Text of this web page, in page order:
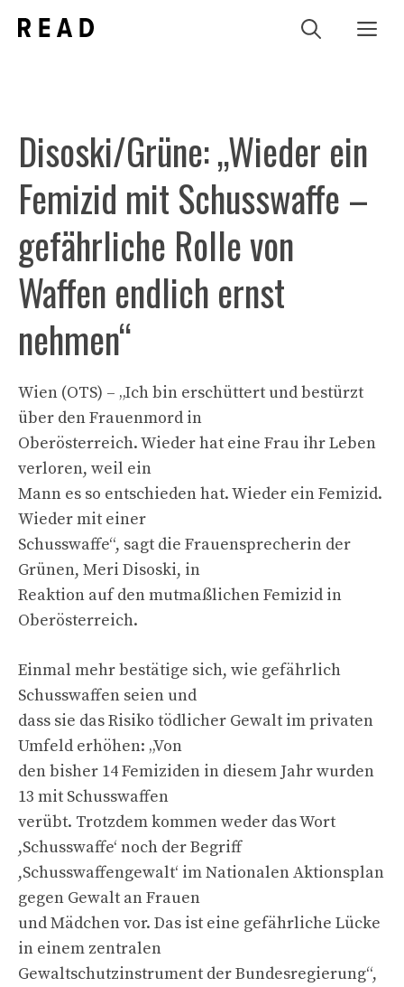
Inhalt
Disoski/Grüne: „Wieder ein
Femizid mit Schusswaffe –
gefährliche Rolle von
Waffen endlich ernst
nehmen“
Wien (OTS) – „Ich bin erschüttert und bestürzt
über den Frauenmord in
Oberösterreich. Wieder hat eine Frau ihr Leben
verloren, weil ein
Mann es so entschieden hat. Wieder ein Femizid.
Wieder mit einer
Schusswaffe“, sagt die Frauensprecherin der
Grünen, Meri Disoski, in
Reaktion auf den mutmaßlichen Femizid in
Oberösterreich.
Einmal mehr bestätige sich, wie gefährlich
Schusswaffen seien und
dass sie das Risiko tödlicher Gewalt im privaten
Umfeld erhöhen: „Von
den bisher 14 Femiziden in diesem Jahr wurden
13 mit Schusswaffen
verübt. Trotzdem kommen weder das Wort
,Schusswaffe‘ noch der Begriff
,Schusswaffengewalt‘ im Nationalen Aktionsplan
gegen Gewalt an Frauen
und Mädchen vor. Das ist eine gefährliche Lücke
in einem zentralen
Gewaltschutzinstrument der Bundesregierung“,